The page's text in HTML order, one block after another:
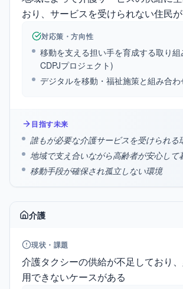
おり、サービスを受けられない住民
対応策・方向性
移動を支える担い手を育成する取り
CDPJプロジェクト)
デジタルを移動・福祉施策と組み合わ
目指す未来
誰もが必要な介護サービスを受けられる
地域で支え合いながら高齢者が安心して
移動手段が確保され孤立しない環境
介護
現状・課題
介護タクシーの供給が不足しており
用できないケースがある